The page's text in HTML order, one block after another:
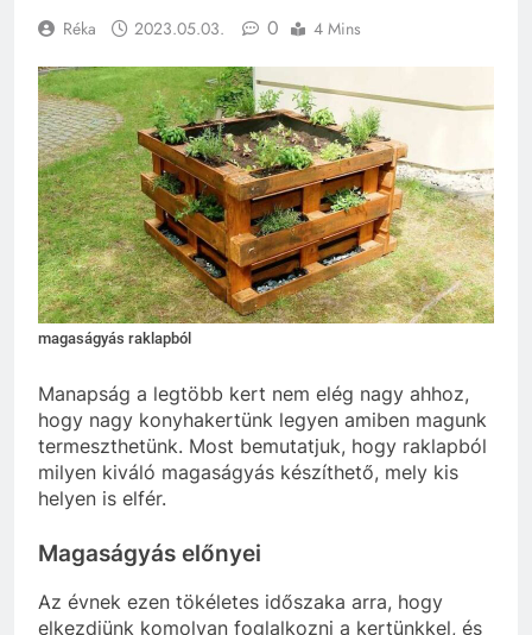
Réka 2023.05.03. 0 4 Mins
magaságyás raklapból
Manapság a legtöbb kert nem elég nagy ahhoz,
hogy nagy konyhakertünk legyen amiben magunk
termeszthetünk. Most bemutatjuk, hogy raklapból
milyen kiváló magaságyás készíthető, mely kis
helyen is elfér.
Magaságyás előnyei
Az évnek ezen tökéletes időszaka arra, hogy
elkezdjünk komolyan foglalkozni a kertünkkel, és